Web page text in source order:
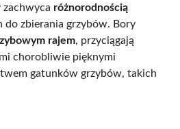
zachwyca różnorodnością
do zbierania grzybów. Bory
rajem, przyciągają
chorobliwie pięknymi
gatunków grzybów, takich